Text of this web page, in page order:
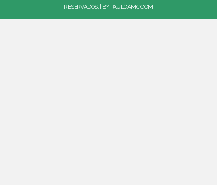
RESERVADOS. | BY PAULOAMC.COM